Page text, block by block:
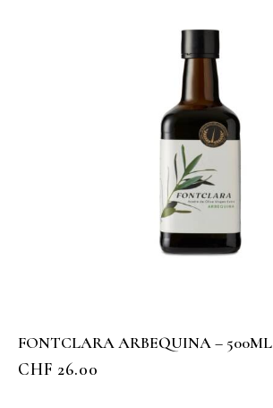
FONTCLARA ARBEQUINA – 500ML
CHF 26.00